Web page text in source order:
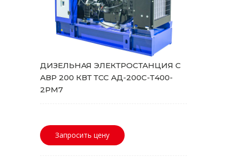
ДИЗЕЛЬНАЯ ЭЛЕКТРОСТАНЦИЯ С
АВР 200 КВТ ТСС АД-200С-Т400-
2РМ7
Запросить цену